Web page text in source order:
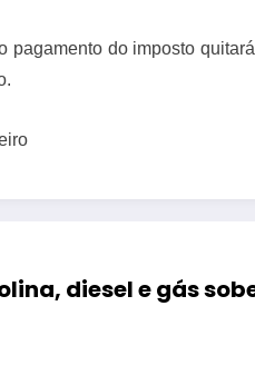
pagamento do imposto
diesel e gás